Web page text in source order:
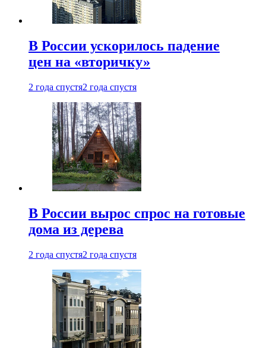
В России ускорилось падение
цен на «вторичку»
2 года спустя2 года спустя
В России вырос спрос на готовые
дома из дерева
2 года спустя2 года спустя